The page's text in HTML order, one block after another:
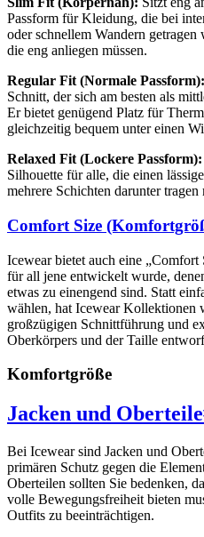
Passform für Kleidung, die bei
oder schnellem Wandern
die eng anliegen müssen.
Regular Fit (Normale Passform):
Schnitt, der sich am besten als
Er bietet genügend Platz für
gleichzeitig bequem unter einen
Relaxed Fit (Lockere Passform):
Silhouette für alle, die einen
mehrere Schichten darunter tragen
Comfort Size
Icewear bietet auch eine
für all jene entwickelt wurde,
etwas zu einengend sind. Statt
wählen, hat Icewear Kollektionen
großzügigen Schnittführung und
Oberkörpers und der Taille
Komfortgröße
Jacken und Oberteile
Bei Icewear sind Jacken und
primären Schutz gegen die
Oberteilen sollten Sie bedenken,
volle Bewegungsfreiheit bieten
Outfits zu beeinträchtigen.